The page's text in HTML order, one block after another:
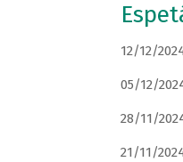
12/12/
05/12/
28/11/
21/11/